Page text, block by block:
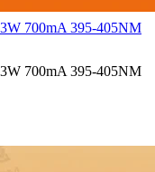
700mA 395-405NM
700mA 395-405NM